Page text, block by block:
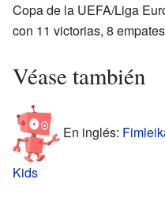
Copa de la UEFA/Liga
con 11 victorias, 8
Véase también
En inglés:
Kids